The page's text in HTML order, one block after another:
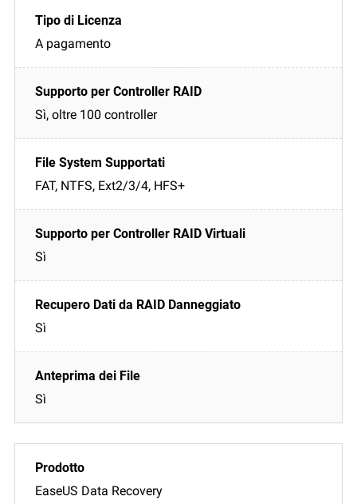
A pagamento
Sì, oltre 100 controller
FAT, NTFS, Ext2/3/4, HFS+
Sì
Sì
Sì
EaseUS Data Recovery